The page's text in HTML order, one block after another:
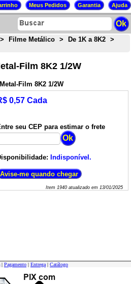
> Filme Metálico > De 1K a 8K2
>
Film 8K2 1/2W
Film 8K2 1/2W
0,57 Cada
seu CEP para estimar o frete
Indisponível.
Item 1940atualizado em 13/01/2025
| Pagamento | Entrega | Catálogo